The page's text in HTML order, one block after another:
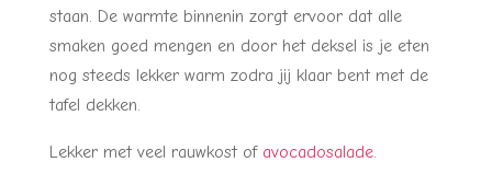
staan. De warmte binnenin zorgt ervoor dat alle
smaken goed mengen en door het deksel is je eten
nog steeds lekker warm zodra jij klaar bent met de
tafel dekken.
Lekker met veel rauwkost of avocadosalade.